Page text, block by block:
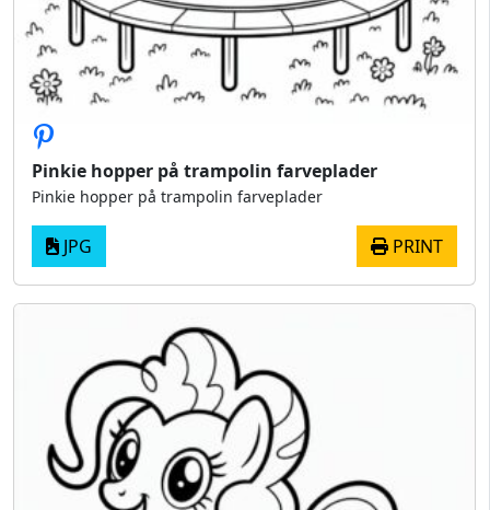
Pinkie hopper på trampolin farveplader
Pinkie hopper på trampolin farveplader
JPG PRINT